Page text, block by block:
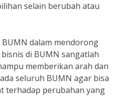
selain berubah atau
dalam mendorong
di BUMN sangatlah
memberikan arah dan
seluruh BUMN agar bisa
terhadap perubahan yang